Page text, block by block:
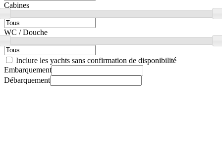
Cabines
WC / Douche
Inclure les yachts sans confirmation de disponibilité
Embarquement
Débarquement